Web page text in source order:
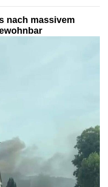
nach massivem